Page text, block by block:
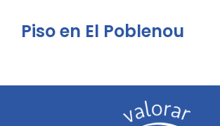
Piso en El Poblenou